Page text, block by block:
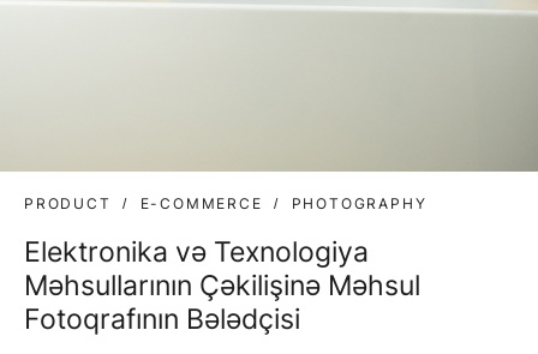
PRODUCT E-COMMERCE PHOTOGRAPHY
Elektronika və Texnologiya
Məhsullarının Çəkilişinə Məhsul
Fotoqrafının Bələdçisi